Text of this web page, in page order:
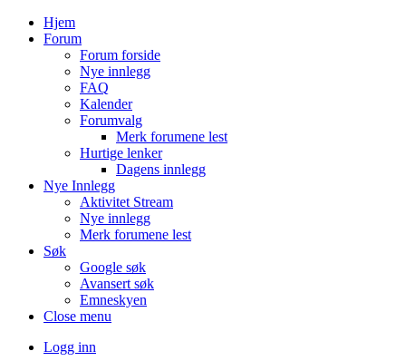
Hjem
Forum
Forum forside
Nye innlegg
FAQ
Kalender
Forumvalg
Merk forumene lest
Hurtige lenker
Dagens innlegg
Nye Innlegg
Aktivitet Stream
Nye innlegg
Merk forumene lest
Søk
Google søk
Avansert søk
Emneskyen
Close menu
Logg inn